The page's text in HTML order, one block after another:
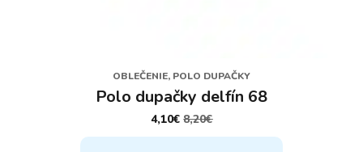
OBLEČENIE, POLO DUPAČKY
Polo dupačky delfín 68
8,20€
PÔVODNÁ
CENA
4,10€ AKTUÁLNA
CENA